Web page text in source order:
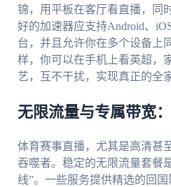
锦，用平板在客厅看直播，同
好的加速器应支持Android、
台，并且允许你在多个设备上
样，你可以在手机上看英超，
艺，互不干扰，实现真正的全
无限流量与专属带宽
体育赛事直播，尤其是高清甚
吞噬者。稳定的无限流量套餐
线”。一些服务提供精选的回